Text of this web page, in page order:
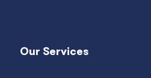
Our Services